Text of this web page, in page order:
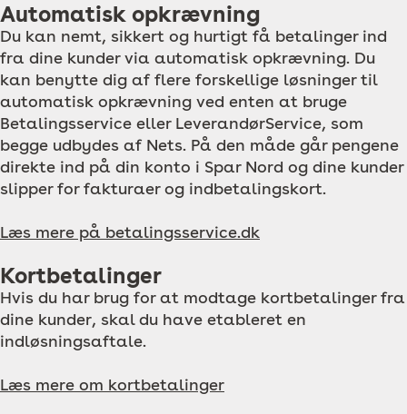
Automatisk opkrævning
Du kan nemt, sikkert og hurtigt få betalinger ind
fra dine kunder via automatisk opkrævning. Du
kan benytte dig af flere forskellige løsninger til
automatisk opkrævning ved enten at bruge
Betalingsservice eller LeverandørService, som
begge udbydes af Nets. På den måde går pengene
direkte ind på din konto i Spar Nord og dine kunder
slipper for fakturaer og indbetalingskort.
Læs mere på betalingsservice.dk
Kortbetalinger
Hvis du har brug for at modtage kortbetalinger fra
dine kunder, skal du have etableret en
indløsningsaftale.
Læs mere om kortbetalinger